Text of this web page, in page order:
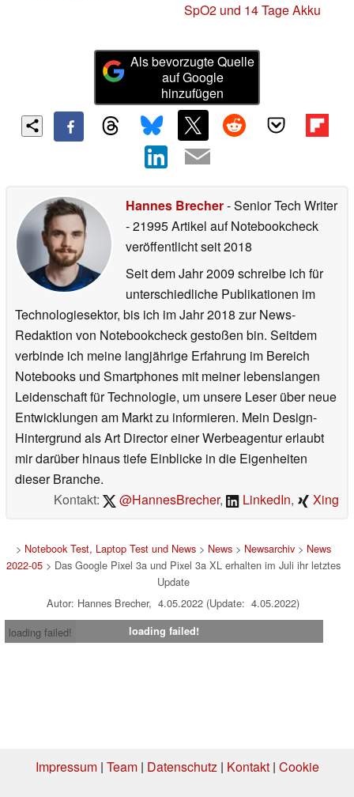
SpO2 und 14 Tage Akku
Als bevorzugte Quelle
auf Google
hinzufügen
Hannes Brecher- Senior Tech Writer
- 21995 Artikel auf Notebookcheck
veröffentlichtseit 2018
Seit dem Jahr 2009 schreibe ich für
unterschiedliche Publikationen im
Technologiesektor, bis ich im Jahr 2018 zur News-
Redaktion von Notebookcheck gestoßen bin. Seitdem
verbinde ich meine langjährige Erfahrung im Bereich
Notebooks und Smartphones mit meiner lebenslangen
Leidenschaft für Technologie, um unsere Leser über neue
Entwicklungen am Markt zu informieren. Mein Design-
Hintergrund als Art Director einer Werbeagentur erlaubt
mir darüber hinaus tiefe Einblicke in die Eigenheiten
dieser Branche.
Kontakt:
@HannesBrecher, LinkedIn, Xing
> Notebook Test, Laptop Test und News> News> Newsarchiv> News
2022-05> Das Google Pixel 3a und Pixel 3a XL erhalten im Juli ihr letztes
Update
Autor: Hannes Brecher, 4.05.2022 (Update: 4.05.2022)
loading failed!
loading failed!
Impressum| Team| Datenschutz| Kontakt| Cookie